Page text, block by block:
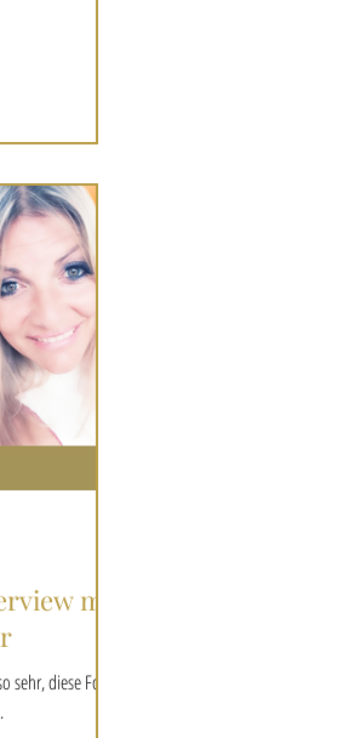
mit
diese Folge